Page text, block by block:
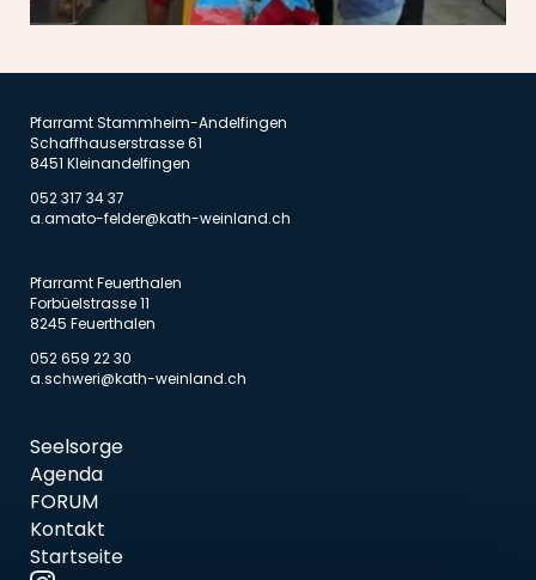
Pfarramt Stammheim-Andelfingen
Schaffhauserstrasse 61
8451 Kleinandelfingen
052 317 34 37
a.amato-felder@kath-weinland.ch
Pfarramt Feuerthalen
Forbüelstrasse 11
8245 Feuerthalen
052 659 22 30
a.schweri@kath-weinland.ch
Seelsorge
Agenda
FORUM
Kontakt
Startseite